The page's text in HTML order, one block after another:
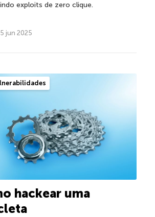
exploits de zero clique.
5 jun 2025
hackear uma